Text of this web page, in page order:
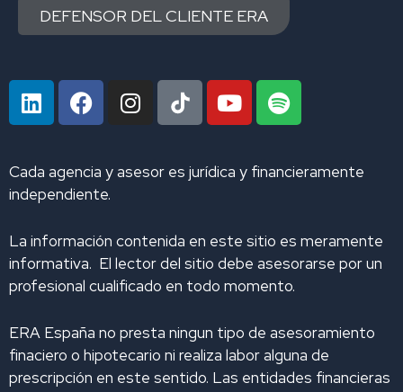
DEFENSOR DEL CLIENTE ERA
L
i
k
e
d
n
F
a
b
o
k
I
n
a
a
m
Y
o
u
S
p
i
Cada agencia y asesor es jurídica y financieramente
independiente.
La información contenida en este sitio es meramente
informativa. El lector del sitio debe asesorarse por un
profesional cualificado en todo momento.
ERA España no presta ningun tipo de asesoramiento
finaciero o hipotecario ni realiza labor alguna de
prescripción en este sentido. Las entidades financieras